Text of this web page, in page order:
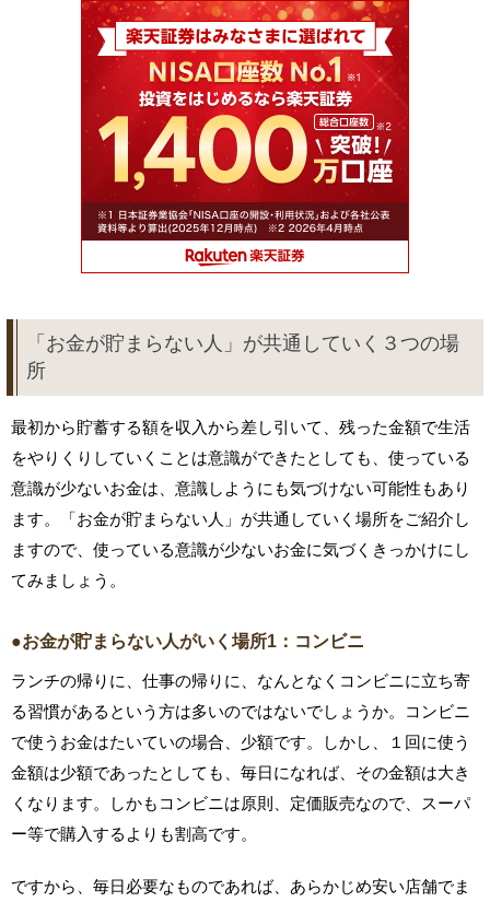
「お金が貯まらない人」が共通していく３つの場
所
最初から貯蓄する額を収入から差し引いて、残った金額で生活
をやりくりしていくことは意識ができたとしても、使っている
意識が少ないお金は、意識しようにも気づけない可能性もあり
ます。「お金が貯まらない人」が共通していく場所をご紹介し
ますので、使っている意識が少ないお金に気づくきっかけにし
てみましょう。
●お金が貯まらない人がいく場所1：コンビニ
ランチの帰りに、仕事の帰りに、なんとなくコンビニに立ち寄
る習慣があるという方は多いのではないでしょうか。コンビニ
で使うお金はたいていの場合、少額です。しかし、１回に使う
金額は少額であったとしても、毎日になれば、その金額は大き
くなります。しかもコンビニは原則、定価販売なので、スーパ
ー等で購入するよりも割高です。
ですから、毎日必要なものであれば、あらかじめ安い店舗でま